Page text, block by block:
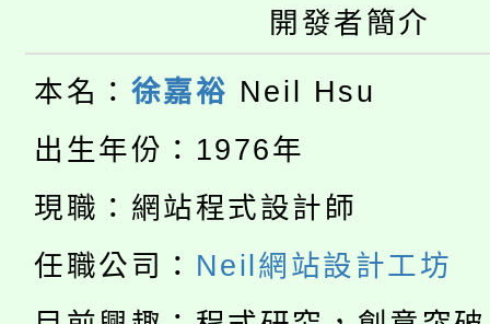
生本土語及新住民語歌
公告本校115學年度第
代理(課)教師甄選結果(
公告本校115學年度第
代理(課)教師甄選結果(
轉知中國文化大學推廣
《TA101》溝通分析基
程，歡迎學生輔導中心
淨零綠生活教案入校路
會
115年食農教育專業人
開發者簡介
本名： 徐嘉裕 Neil Hsu
出生年份：1976年
現職：網站程式設計師
任職公司： Neil網站設計工坊